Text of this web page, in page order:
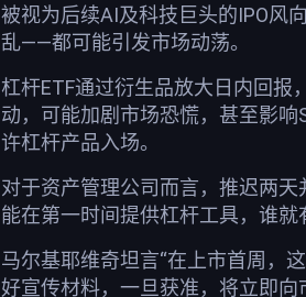
被视为后续AI及科技巨头的IPO风
乱——都可能引发市场动荡。
杠杆ETF通过衍生品放大日内回
动，可能加剧市场恐慌，甚至影
许杠杆产品入场。
对于资产管理公司而言，推迟两
能在第一时间提供杠杆工具，谁就
马尔基耶维奇坦言“在上市首周，
好宣传材料，一旦获准，将立即